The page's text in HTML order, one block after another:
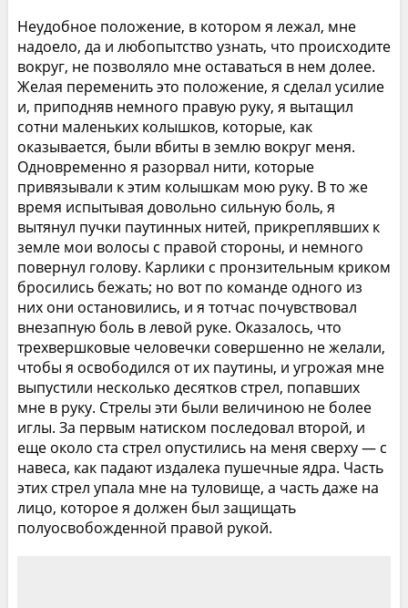
Неудобное положение, в котором я лежал, мне
надоело, да и любопытство узнать, что происходите
вокруг, не позволяло мне оставаться в нем долее.
Желая переменить это положение, я сделал усилие
и, приподняв немного правую руку, я вытащил
сотни маленьких колышков, которые, как
оказывается, были вбиты в землю вокруг меня.
Одновременно я разорвал нити, которые
привязывали к этим колышкам мою руку. В то же
время испытывая довольно сильную боль, я
вытянул пучки паутинных нитей, прикреплявших к
земле мои волосы с правой стороны, и немного
повернул голову. Карлики с пронзительным криком
бросились бежать; но вот по команде одного из
них они остановились, и я тотчас почувствовал
внезапную боль в левой руке. Оказалось, что
трехвершковые человечки совершенно не желали,
чтобы я освободился от их паутины, и угрожая мне
выпустили несколько десятков стрел, попавших
мне в руку. Стрелы эти были величиною не более
иглы. За первым натиском последовал второй, и
еще около ста стрел опустились на меня сверху — с
навеса, как падают издалека пушечные ядра. Часть
этих стрел упала мне на туловище, а часть даже на
лицо, которое я должен был защищать
полуосвобожденной правой рукой.